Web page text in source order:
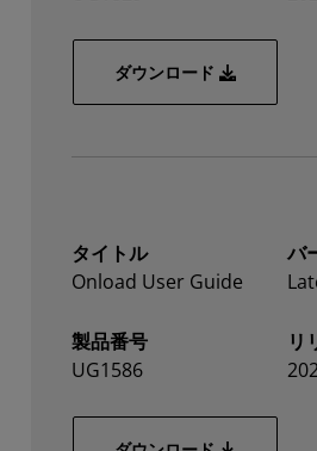
ダウンロード X4 Series
タイトル
Onload User Guide
バ
製品番号
UG1586
リ